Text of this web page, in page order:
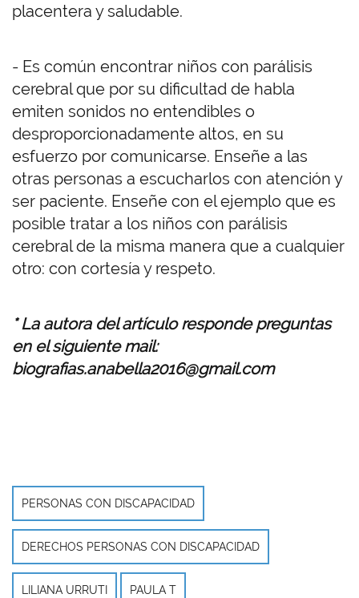
placentera y saludable.
- Es común encontrar niños con parálisis
cerebral que por su dificultad de habla
emiten sonidos no entendibles o
desproporcionadamente altos, en su
esfuerzo por comunicarse. Enseñe a las
otras personas a escucharlos con atención y
ser paciente. Enseñe con el ejemplo que es
posible tratar a los niños con parálisis
cerebral de la misma manera que a cualquier
otro: con cortesía y respeto.
* La autora del artículo responde preguntas
en el siguiente mail:
biografias.anabella2016@gmail.com
PERSONAS CON DISCAPACIDAD
DERECHOS PERSONAS CON DISCAPACIDAD
LILIANA URRUTI PAULA T